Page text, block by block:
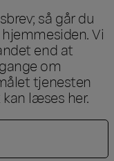
så går du
Vi
end at
om
tjenesten
kan læses her.